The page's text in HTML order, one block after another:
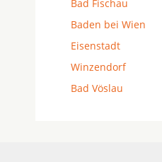
Bad Fischau
Baden bei Wien
Eisenstadt
Winzendorf
Bad Vöslau